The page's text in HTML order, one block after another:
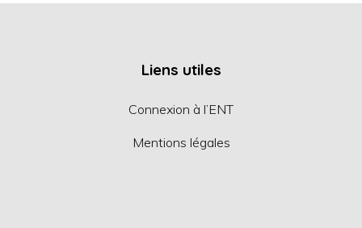
Liens utiles
Connexion à l’ENT
Mentions légales